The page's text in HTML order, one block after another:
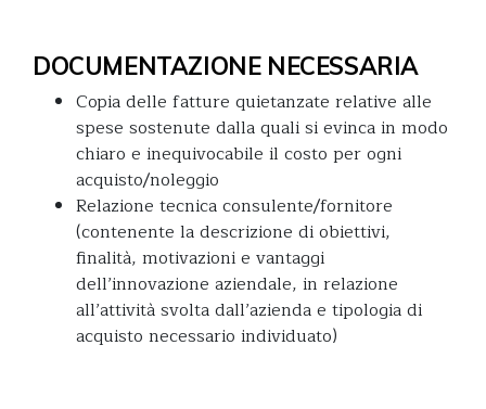
DOCUMENTAZIONE NECESSARIA
Copia delle fatture quietanzate relative alle
spese sostenute dalla quali si evinca in modo
chiaro e inequivocabile il costo per ogni
acquisto/noleggio
Relazione tecnica consulente/fornitore
(contenente la descrizione di obiettivi,
finalità, motivazioni e vantaggi
dell’innovazione aziendale, in relazione
all’attività svolta dall’azienda e tipologia di
acquisto necessario individuato)